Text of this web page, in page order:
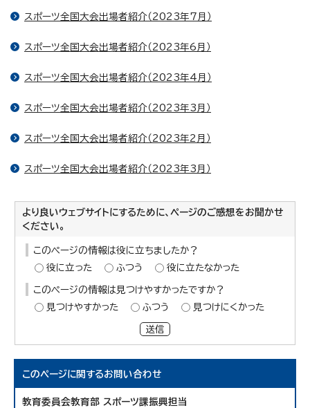
スポーツ全国大会出場者紹介（2023年7月）
スポーツ全国大会出場者紹介（2023年6月）
スポーツ全国大会出場者紹介（2023年4月）
スポーツ全国大会出場者紹介（2023年3月）
スポーツ全国大会出場者紹介（2023年2月）
スポーツ全国大会出場者紹介（2023年3月）
より良いウェブサイトにするために、ページのご感想をお聞かせ
ください。
このページの情報は役に立ちましたか？
役に立った
ふつう 役に立たなかった
このページの情報は見つけやすかったですか？
見つけやすかった
ふつう 見つけにくかった
送信
このページに関するお問い合わせ
教育委員会教育部 スポーツ課振興担当